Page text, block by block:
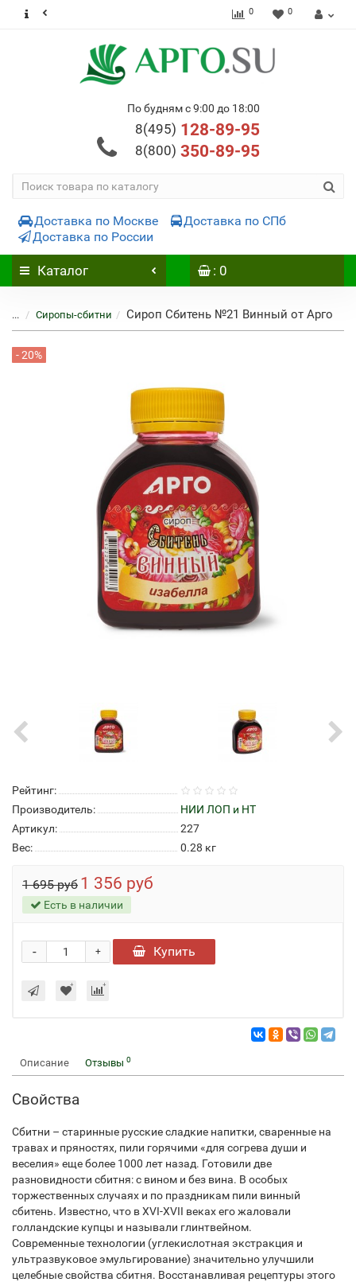
0 0
По будням с 9:00 до 18:00
8(495) 128-89-95
8(800) 350-89-95
Доставка по Москве
Доставка по СПб
Доставка по России
Каталог : 0
... Сиропы-сбитни Сироп Сбитень №21 Винный от Арго
- 20%
Рейтинг:
Производитель:
НИИ ЛОП и НТ
Артикул:
227
Вес:
0.28 кг
1 695 руб 1 356 руб
Есть в наличии
+
- Купить
Описание Отзывы 0
Свойства
Сбитни – старинные русские сладкие напитки, сваренные на
травах и пряностях, пили горячими «для согрева души и
веселия» еще более 1000 лет назад. Готовили две
разновидности сбитня: с вином и без вина. В особых
торжественных случаях и по праздникам пили винный
сбитень. Известно, что в XVI-XVII веках его жаловали
голландские купцы и называли глинтвейном.
Современные технологии (углекислотная экстракция и
ультразвуковое эмульгирование) значительно улучшили
целебные свойства сбитня. Восстанавливая рецептуры этого